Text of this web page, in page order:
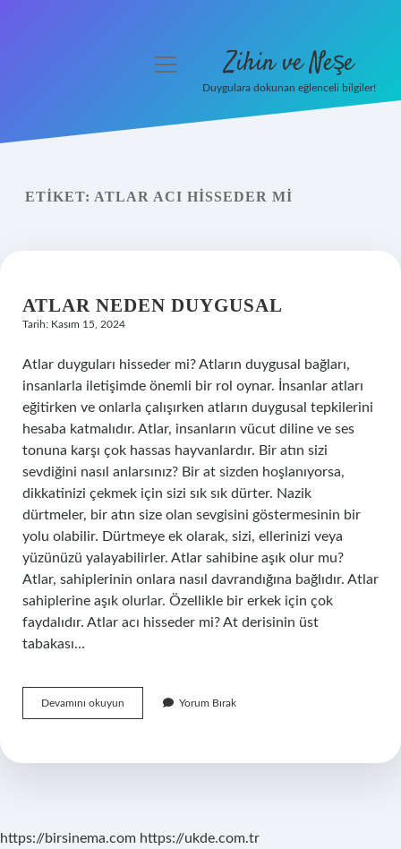
Yasal Uyarı
menüyü
Zihin ve Neşe
Duygulara dokunan eğlenceli bilgiler!
ETIKET: ATLAR ACI HISSEDER MI
ATLAR NEDEN DUYGUSAL
Tarih: Kasım 15, 2024
Atlar duyguları hisseder mi? Atların duygusal bağları,
insanlarla iletişimde önemli bir rol oynar. İnsanlar atları
eğitirken ve onlarla çalışırken atların duygusal tepkilerini
hesaba katmalıdır. Atlar, insanların vücut diline ve ses
tonuna karşı çok hassas hayvanlardır. Bir atın sizi
sevdiğini nasıl anlarsınız? Bir at sizden hoşlanıyorsa,
dikkatinizi çekmek için sizi sık sık dürter. Nazik
dürtmeler, bir atın size olan sevgisini göstermesinin bir
yolu olabilir. Dürtmeye ek olarak, sizi, ellerinizi veya
yüzünüzü yalayabilirler. Atlar sahibine aşık olur mu?
Atlar, sahiplerinin onlara nasıl davrandığına bağlıdır. Atlar
sahiplerine aşık olurlar. Özellikle bir erkek için çok
faydalıdır. Atlar acı hisseder mi? At derisinin üst
tabakası…
Devamını okuyun
Neden
Yorum Bırak
https://birsinema.com https://ukde.com.tr